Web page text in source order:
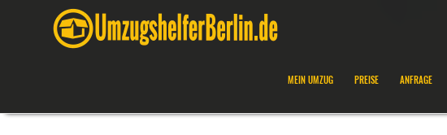
MEIN UMZUG PREISE ANFRAGE